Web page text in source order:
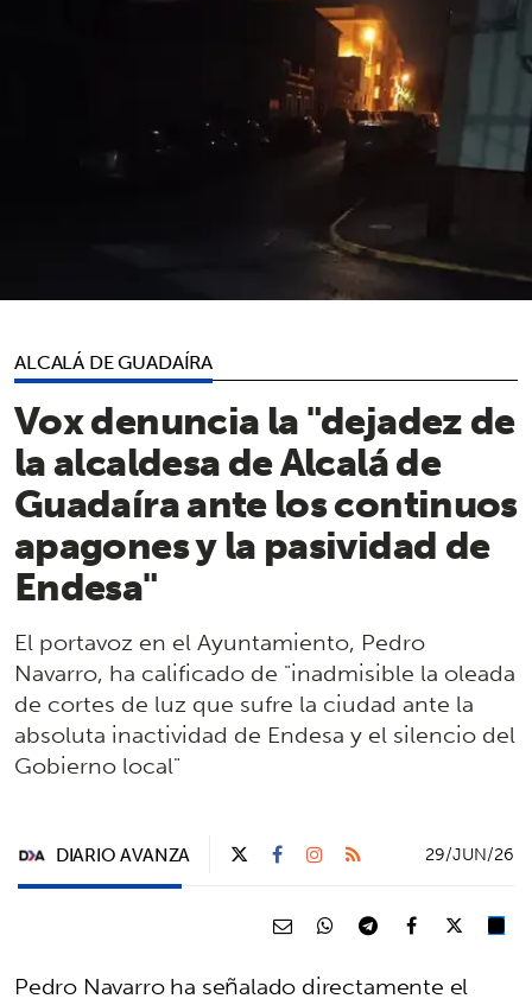
ALCALÁ DE GUADAÍRA
Vox denuncia la "dejadez de
la alcaldesa de Alcalá de
Guadaíra ante los continuos
apagones y la pasividad de
Endesa"
El portavoz en el Ayuntamiento, Pedro
Navarro, ha calificado de "inadmisible la oleada
de cortes de luz que sufre la ciudad ante la
absoluta inactividad de Endesa y el silencio del
Gobierno local"
DIARIO AVANZA 29/JUN/26
Pedro Navarro ha señalado directamente el